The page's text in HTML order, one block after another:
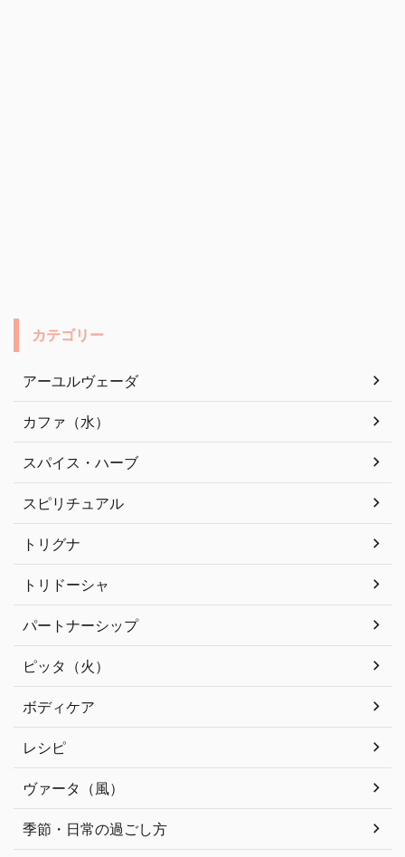
カテゴリー
アーユルヴェーダ
カファ（水）
スパイス・ハーブ
スピリチュアル
トリグナ
トリドーシャ
パートナーシップ
ピッタ（火）
ボディケア
レシピ
ヴァータ（風）
季節・日常の過ごし方